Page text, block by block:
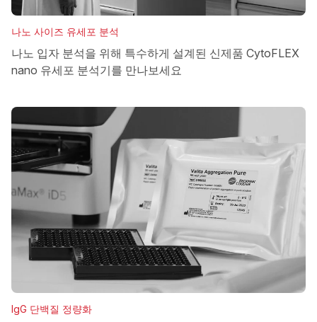
나노 사이즈 유세포 분석
나노 입자 분석을 위해 특수하게 설계된 신제품 CytoFLEX
nano 유세포 분석기를 만나보세요
IgG 단백질 정량화